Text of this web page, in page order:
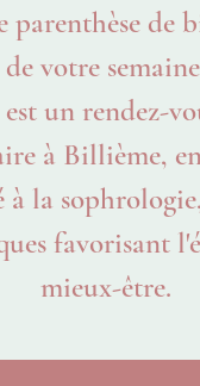
parenthèse de
de votre
un rendez-
à Billième,
à la
favorisant
mieux-être.